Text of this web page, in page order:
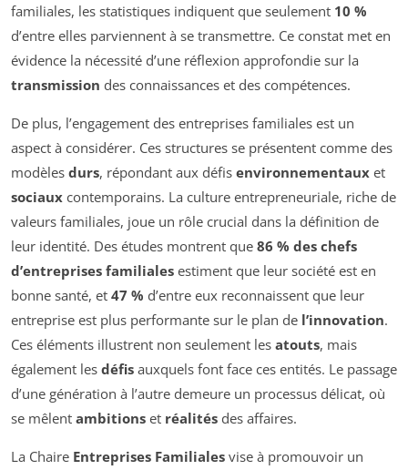
familiales, les statistiques indiquent que seulement 10 %
d’entre elles parviennent à se transmettre. Ce constat met en
évidence la nécessité d’une réflexion approfondie sur la
transmission des connaissances et des compétences.
De plus, l’engagement des entreprises familiales est un
aspect à considérer. Ces structures se présentent comme des
modèles durs, répondant aux défis environnementaux et
sociaux contemporains. La culture entrepreneuriale, riche de
valeurs familiales, joue un rôle crucial dans la définition de
leur identité. Des études montrent que 86 % des chefs
d’entreprises familiales estiment que leur société est en
bonne santé, et 47 % d’entre eux reconnaissent que leur
entreprise est plus performante sur le plan de l’innovation.
Ces éléments illustrent non seulement les atouts, mais
également les défis auxquels font face ces entités. Le passage
d’une génération à l’autre demeure un processus délicat, où
se mêlent ambitions et réalités des affaires.
La Chaire Entreprises Familiales vise à promouvoir un